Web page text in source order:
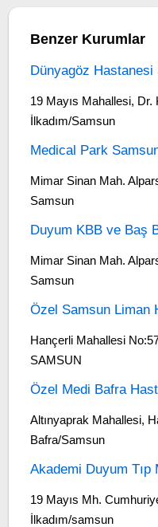
Benzer Kurumlar
Dünyagöz Hastanesi
19 Mayıs Mahallesi,
İlkadım/Samsun
Medical Park
Mimar Sinan Mah.
Samsun
Duyum KBB ve Baş
Mimar Sinan Mah.
Samsun
Özel Samsun Liman
Hançerli Mahallesi
SAMSUN
Özel Medi Bafra
Altınyaprak Mahallesi,
Bafra/Samsun
Akademi Duyum Tıp
19 Mayıs Mh.
İlkadım/samsun